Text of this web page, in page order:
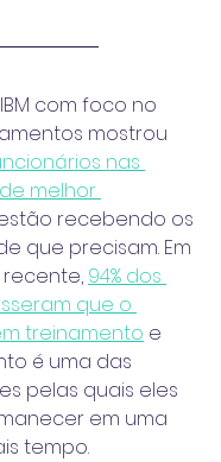
com foco no
mostrou
nas
melhor
recebendo os
que precisam. Em
94% dos
que o
treinamento e
é uma das
pelas quais eles
em uma
tempo.